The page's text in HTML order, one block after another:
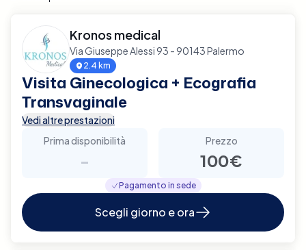
Kronos medical
Via Giuseppe Alessi 93 - 90143 Palermo
2.4 km
Visita Ginecologica + Ecografia
Transvaginale
Vedi altre prestazioni
Prima disponibilità
-
Prezzo
100€
Pagamento in sede
Scegli giorno e ora